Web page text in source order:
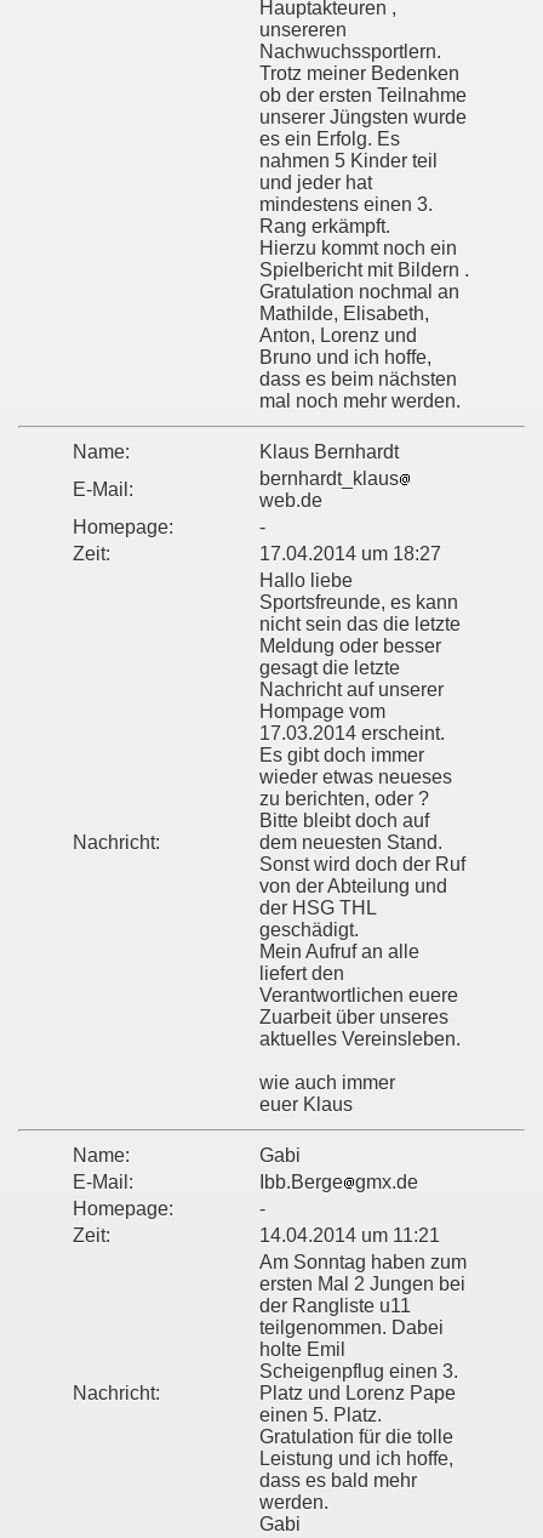
Hauptakteuren ,
unsereren
Nachwuchssportlern.
Trotz meiner Bedenken
ob der ersten Teilnahme
unserer Jüngsten wurde
es ein Erfolg. Es
nahmen 5 Kinder teil
und jeder hat
mindestens einen 3.
Rang erkämpft.
Hierzu kommt noch ein
Spielbericht mit Bildern .
Gratulation nochmal an
Mathilde, Elisabeth,
Anton, Lorenz und
Bruno und ich hoffe,
dass es beim nächsten
mal noch mehr werden.
Name:
Klaus Bernhardt
E-Mail:
bernhardt_klaus
web.de
Homepage:
-
Zeit:
17.04.2014 um 18:27
Nachricht:
Hallo liebe
Sportsfreunde, es kann
nicht sein das die letzte
Meldung oder besser
gesagt die letzte
Nachricht auf unserer
Hompage vom
17.03.2014 erscheint.
Es gibt doch immer
wieder etwas neueses
zu berichten, oder ?
Bitte bleibt doch auf
dem neuesten Stand.
Sonst wird doch der Ruf
von der Abteilung und
der HSG THL
geschädigt.
Mein Aufruf an alle
liefert den
Verantwortlichen euere
Zuarbeit über unseres
aktuelles Vereinsleben.
wie auch immer
euer Klaus
Name:
Gabi
E-Mail:
Ibb.Berge gmx.de
Homepage:
-
Zeit:
14.04.2014 um 11:21
Nachricht:
Am Sonntag haben zum
ersten Mal 2 Jungen bei
der Rangliste u11
teilgenommen. Dabei
holte Emil
Scheigenpflug einen 3.
Platz und Lorenz Pape
einen 5. Platz.
Gratulation für die tolle
Leistung und ich hoffe,
dass es bald mehr
werden.
Gabi